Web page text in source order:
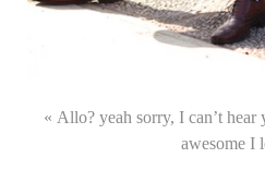
« Allo? yeah sorry, I can’t
awesome I